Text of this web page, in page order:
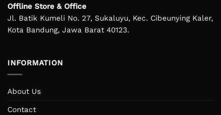
Offline Store & Office
Jl. Batik Kumeli No. 27, Sukaluyu, Kec. Cibeunying Kaler,
Kota Bandung, Jawa Barat 40123.
INFORMATION
About Us
Contact